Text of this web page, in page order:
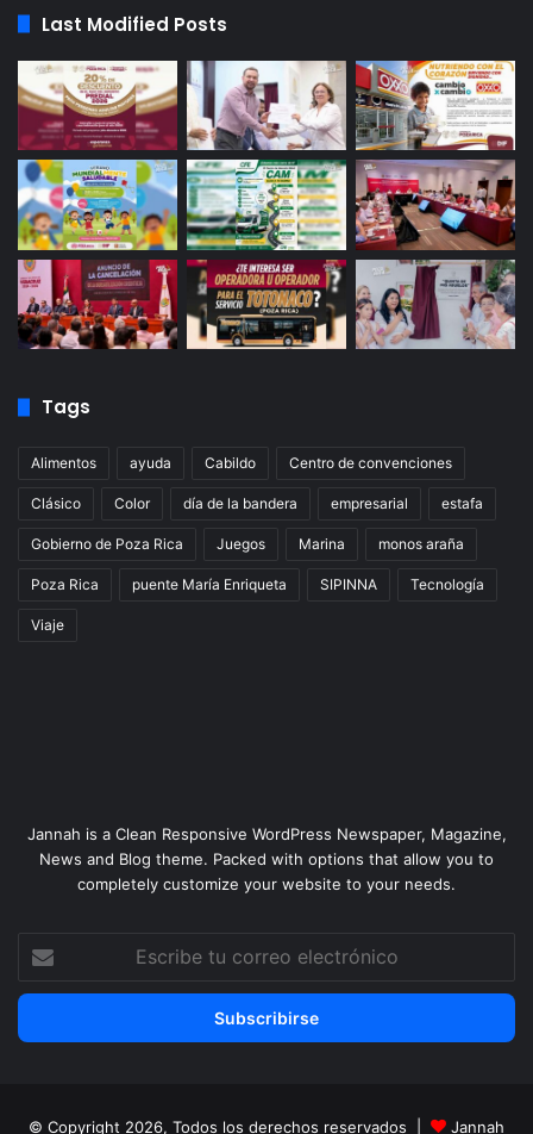
Last Modified Posts
Tags
Alimentos ayuda Cabildo Centro de convenciones
Clásico Color día de la bandera empresarial estafa
Gobierno de Poza Rica Juegos Marina monos araña
Poza Rica puente María Enriqueta SIPINNA Tecnología
Viaje
Jannah is a Clean Responsive WordPress Newspaper, Magazine,
News and Blog theme. Packed with options that allow you to
completely customize your website to your needs.
correo
© Copyright 2026, Todos los derechos reservados | Jannah